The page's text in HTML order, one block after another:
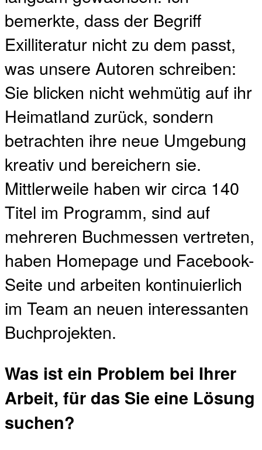
bemerkte, dass der Begriff
Exilliteratur nicht zu dem passt,
was unsere Autoren schreiben:
Sie blicken nicht wehmütig auf ihr
Heimatland zurück, sondern
betrachten ihre neue Umgebung
kreativ und bereichern sie.
Mittlerweile haben wir circa 140
Titel im Programm, sind auf
mehreren Buchmessen vertreten,
haben Homepage und Facebook-
Seite und arbeiten kontinuierlich
im Team an neuen interessanten
Buchprojekten.
Was ist ein Problem bei Ihrer
Arbeit, für das Sie eine Lösung
suchen?